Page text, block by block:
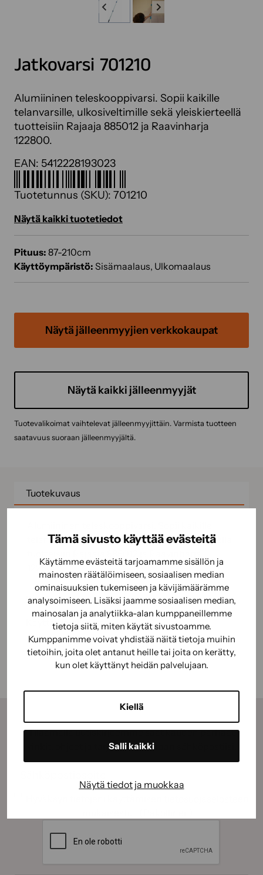
Tämä sivusto käyttää evästeitä
Käytämme evästeitä tarjoamamme sisällön ja
mainosten räätälöimiseen, sosiaalisen median
ominaisuuksien tukemiseen ja kävijämäärämme
analysoimiseen. Lisäksi jaamme sosiaalisen median,
mainosalan ja analytiikka-alan kumppaneillemme
tietoja siitä, miten käytät sivustoamme.
Kumppanimme voivat yhdistää näitä tietoja muihin
tietoihin, joita olet antanut heille tai joita on kerätty,
kun olet käyttänyt heidän palvelujaan.
Kiellä
Salli kaikki
Näytä tiedot ja muokkaa
Jatkovarsi 701210
Alumiininen teleskooppivarsi. Sopii kaikille
telanvarsille, ulkosiveltimille sekä yleiskierteellä
tuotteisiin Rajaaja 885012 ja Raavinharja
122800.
EAN: 5412228193023
Tuotetunnus (SKU): 701210
Näytä kaikki tuotetiedot
Pituus: 87-210cm
Käyttöympäristö: Sisämaalaus, Ulkomaalaus
Näytä jälleenmyyjien verkkokaupat
Näytä kaikki jälleenmyyjät
Tuotevalikoimat vaihtelevat jälleenmyyjittäin. Varmista tuotteen
saatavuus suoraan jälleenmyyjältä.
Tuotekuvaus
telanvarsille, ulkosiveltimille sekä yleiskierteellä
122800.
Käyttöohje
Käyttöturvallisuus
Tilaamalla uutiskirjeemme saat kauden parhaat
vinkit, ohjeet ja tarjoukset suoraan sähköpostiisi.